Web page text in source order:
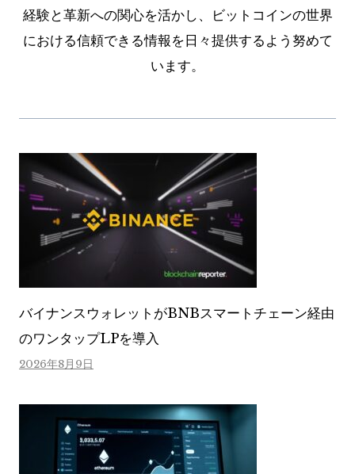
経験と革新への関心を活かし、ビットコインの世界
における信頼できる情報を日々提供するよう努めて
います。
バイナンスウォレットがBNBスマートチェーン経由
のワンタップLPを導入
2026年8月9日